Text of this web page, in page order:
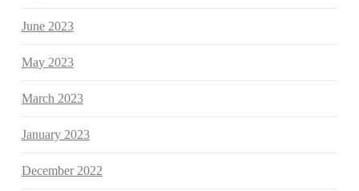
June 2023
May 2023
March 2023
January 2023
December 2022